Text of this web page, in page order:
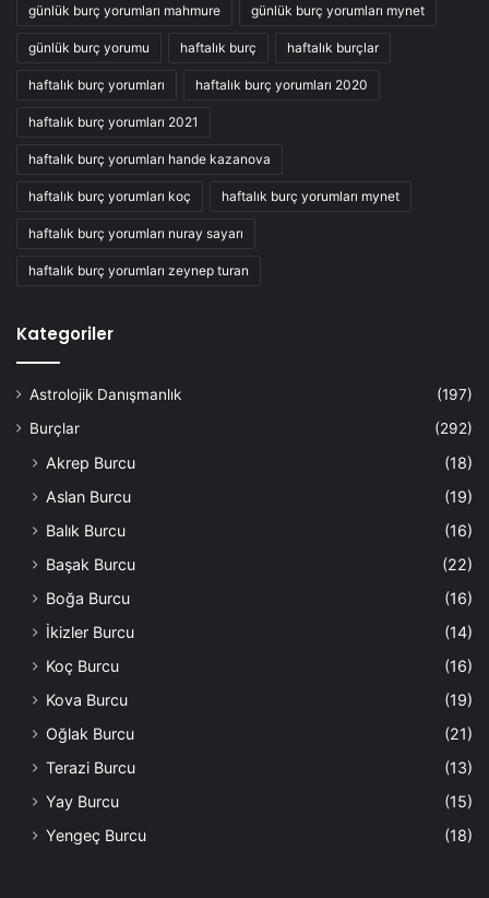
günlük burç yorumları mahmure günlük burç yorumları mynet
günlük burç yorumu haftalık burç haftalık burçlar
haftalık burç yorumları haftalık burç yorumları 2020
haftalık burç yorumları 2021
haftalık burç yorumları hande kazanova
haftalık burç yorumları koç haftalık burç yorumları mynet
haftalık burç yorumları nuray sayarı
haftalık burç yorumları zeynep turan
Kategoriler
Astrolojik Danışmanlık
(197)
Burçlar
(292)
Akrep Burcu
(18)
Aslan Burcu
(19)
Balık Burcu
(16)
Başak Burcu
(22)
Boğa Burcu
(16)
İkizler Burcu
(14)
Koç Burcu
(16)
Kova Burcu
(19)
Oğlak Burcu
(21)
Terazi Burcu
(13)
Yay Burcu
(15)
Yengeç Burcu
(18)